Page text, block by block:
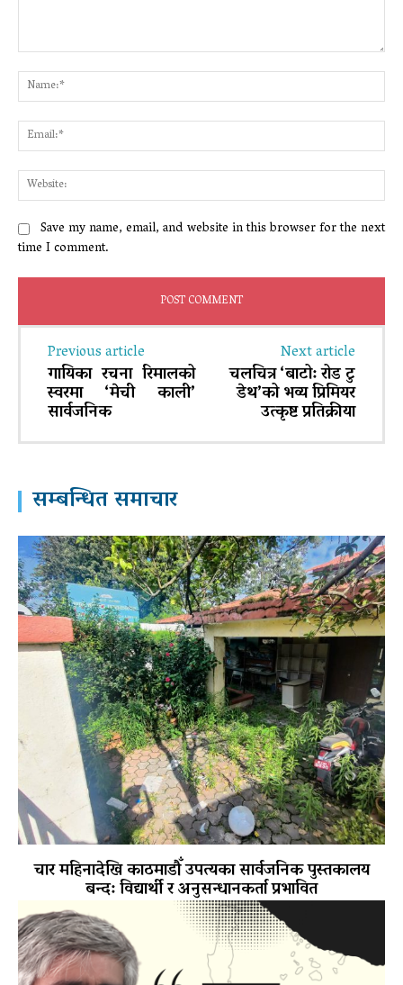
Save my name, email, and website in this browser for the next
time I comment.
Previous article
गायिका रचना रिमालको
स्वरमा ‘मेची काली’
सार्वजनिक
Next article
चलचित्र ‘बाटो: रोड टु
डेथ’को भव्य प्रिमियर
उत्कृष्ट प्रतिक्रीया
सम्बन्धित समाचार
चार महिनादेखि काठमाडौँ उपत्यका सार्वजनिक पुस्तकालय
बन्द: विद्यार्थी र अनुसन्धानकर्ता प्रभावित